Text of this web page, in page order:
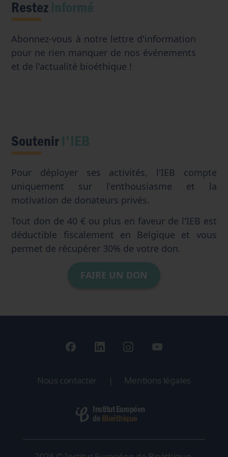
Restezinformé
Abonnez-vous à notre lettre d'information
pour ne rien manquer de nos événements
et de l'actualité bioéthique !
Soutenirl'IEB
Pour déployer ses activités, l'IEB compte
uniquement sur l'enthousiasme et la
motivation de donateurs privés.
Tout don de 40 € ou plus en faveur de l'IEB est
déductible fiscalement en Belgique et vous
permet de récupérer 30% de votre don.
FAIRE UN DON
Nous contacter | Mentions légales
Institut Européen
deBioéthique